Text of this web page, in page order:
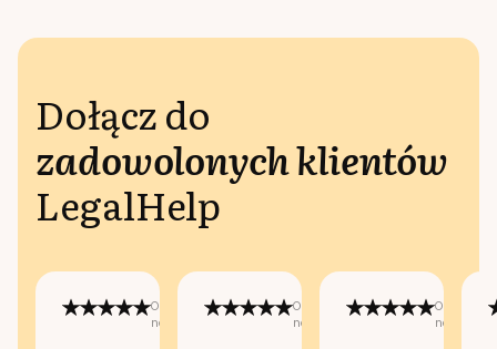
Dołącz do
zadowolonych klientów
LegalHelp
Opublikowano
na:
Opublikowano
na:
na: